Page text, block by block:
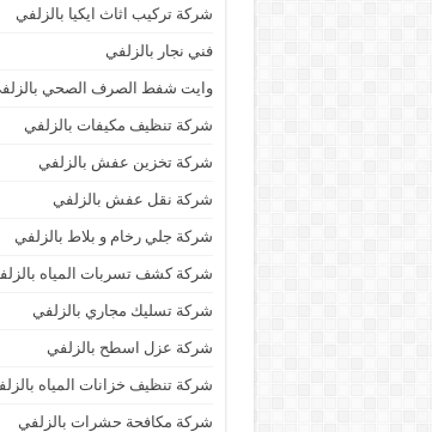
شركة تركيب اثاث ايكيا بالزلفي
فني نجار بالزلفي
وايت شفط الصرف الصحي
شركة تنظيف مكيفات بالزلفي
شركة تخزين عفش بالزلفي
شركة نقل عفش بالزلفي
شركة جلي رخام و بلاط بالزلفي
شركة كشف تسربات المياه
شركة تسليك مجاري بالزلفي
شركة عزل اسطح بالزلفي
شركة تنظيف خزانات المياه
شركة مكافحة حشرات بالزلفي